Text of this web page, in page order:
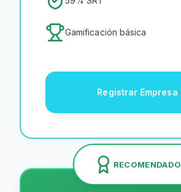
Gamificación básica
Registrar Empresa
RECOMENDADO